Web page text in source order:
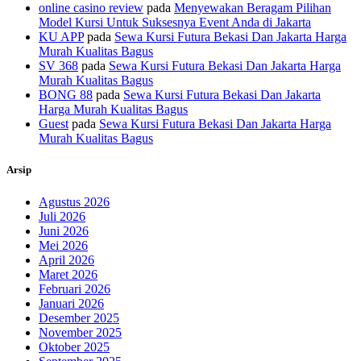
online casino review pada Menyewakan Beragam Pilihan
Model Kursi Untuk Suksesnya Event Anda di Jakarta
KU APPpada Sewa Kursi Futura Bekasi Dan Jakarta Harga
Murah Kualitas Bagus
SV 368 pada Sewa Kursi Futura Bekasi Dan Jakarta Harga
Murah Kualitas Bagus
BONG 88 pada Sewa Kursi Futura Bekasi Dan Jakarta
Harga Murah Kualitas Bagus
Guest pada Sewa Kursi Futura Bekasi Dan Jakarta Harga
Murah Kualitas Bagus
Arsip
Agustus 2026
Juli 2026
Juni 2026
Mei 2026
April 2026
Maret 2026
Februari 2026
Januari 2026
Desember 2025
November 2025
Oktober 2025